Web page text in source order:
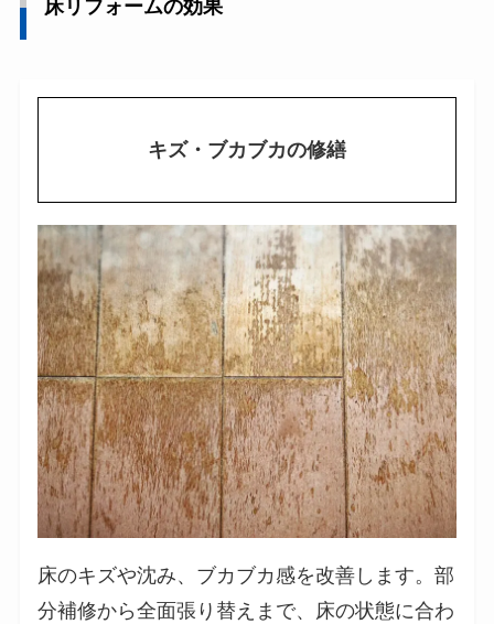
床リフォームの効果
キズ・ブカブカの修繕
床のキズや沈み、ブカブカ感を改善します。部
分補修から全面張り替えまで、床の状態に合わ